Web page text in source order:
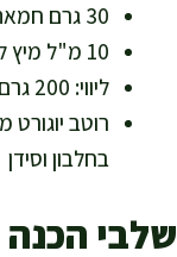
30 גרם חמאה מומסת או 25 מ"ל שמן זית נוסף – לגרסה קלאסית או בריאה יותר
10 מ"ל מיץ לימון (כ-2 כפיות) – רעננות
ליווי: 200 גרם מקלות סלרי + 200 גרם מקלות גזר – סיבים, ויטמין A ו-K
בחלבון וסידן
שלבי הכנה